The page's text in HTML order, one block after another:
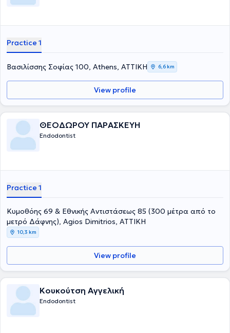
Practice 1
Βασιλίσσης Σοφίας 100, Athens, ΑΤΤΙΚΗ 6,6 km
View profile
ΘΕΟΔΩΡΟΥ ΠΑΡΑΣΚΕΥΗ
Endodontist
Practice 1
Κυμοθόης 69 & Εθνικής Αντιστάσεως 85 (300 μέτρα από το
μετρό Δάφνης), Agios Dimitrios, ΑΤΤΙΚΗ
10,3 km
View profile
Κουκούτση Αγγελική
Endodontist